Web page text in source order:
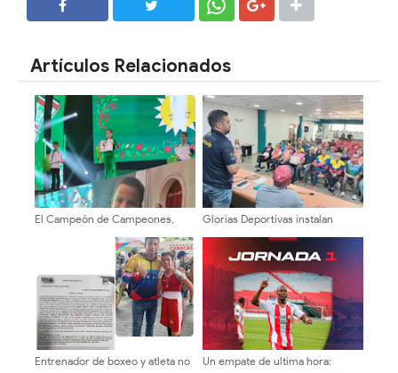
Artículos Relacionados
El Campeón de Campeones,
Matías Alejandro Lacruz
Ramírez, conquista el bronce en
Glorias Deportivas instalan
Entrenador de boxeo y atleta no
Un empate de ultima hora: